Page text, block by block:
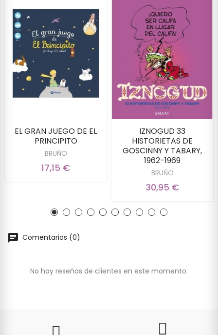
EL GRAN JUEGO DE EL
PRINCIPITO
BRUÑO
17,15 €
IZNOGUD 33
HISTORIETAS DE
GOSCINNY Y TABARY,
1962-1969
BRUÑO
30,95 €
Comentarios (0)
No hay reseñas de clientes en este momento.